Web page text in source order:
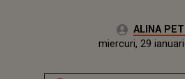
Autor:ALINA
luni, 29 ianuarie 2024Actualizat:
miercuri, 29